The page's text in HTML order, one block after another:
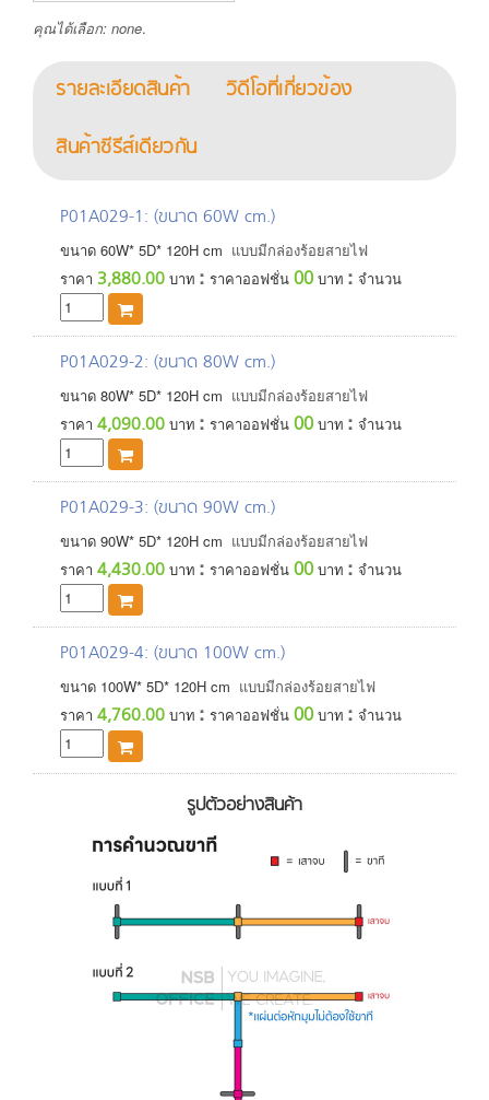
คุณได้เลือก: none.
รายละเอียดสินค้า
วิดีโอที่เกี่ยวข้อง
สินค้าซีรีส์เดียวกัน
P01A029-1: (ขนาด 60W cm.)
ขนาด 60W* 5D* 120H cm แบบมีกล่องร้อยสายไฟ
ราคา 3,880.00 บาท : ราคาออฟชั่น 00 บาท : จำนวน
P01A029-2: (ขนาด 80W cm.)
ขนาด 80W* 5D* 120H cm แบบมีกล่องร้อยสายไฟ
ราคา 4,090.00 บาท : ราคาออฟชั่น 00 บาท : จำนวน
P01A029-3: (ขนาด 90W cm.)
ขนาด 90W* 5D* 120H cm แบบมีกล่องร้อยสายไฟ
ราคา 4,430.00 บาท : ราคาออฟชั่น 00 บาท : จำนวน
P01A029-4: (ขนาด 100W cm.)
ขนาด 100W* 5D* 120H cm แบบมีกล่องร้อยสายไฟ
ราคา 4,760.00 บาท : ราคาออฟชั่น 00 บาท : จำนวน
รูปตัวอย่างสินค้า